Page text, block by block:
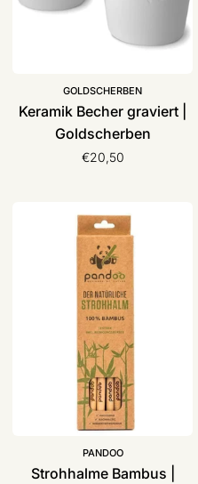
GOLDSCHERBEN
Keramik Becher graviert |
Goldscherben
€20,50
Strohhalme
PANDOO
Strohhalme Bambus |